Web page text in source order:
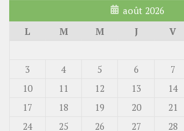
août 2026
L
M M J V
3
4 5 6 7
10
11 12 13 14
17
18 19 20 21
24
25 26 27 28